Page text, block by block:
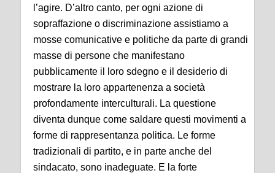
l’agire. D’altro canto, per ogni azione di
sopraffazione o discriminazione assistiamo a
mosse comunicative e politiche da parte di grandi
masse di persone che manifestano
pubblicamente il loro sdegno e il desiderio di
mostrare la loro appartenenza a società
profondamente interculturali. La questione
diventa dunque come saldare questi movimenti a
forme di rappresentanza politica. Le forme
tradizionali di partito, e in parte anche del
sindacato, sono inadeguate. E la forte